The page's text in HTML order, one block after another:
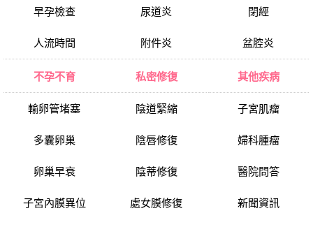
早孕檢查
人流時間
尿道炎
附件炎
閉經
盆腔炎
不孕不育
輸卵管堵塞
多囊卵巢
卵巢早衰
子宮內膜異位
私密修復
陰道緊縮
陰唇修復
陰蒂修復
處女膜修復
其他疾病
子宮肌瘤
婦科腫瘤
醫院問答
新聞資訊